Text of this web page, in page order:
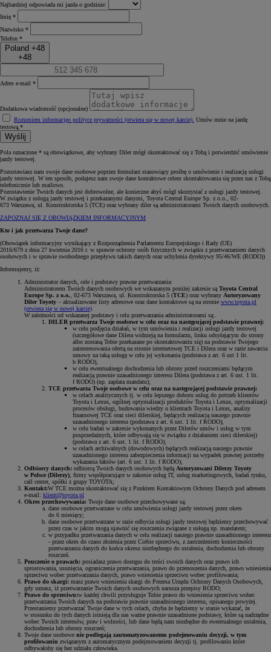
Najbardziej odpowiada mi jazda o godzinie:
Imię *
Nazwisko *
Telefon *
Poland +48
+48
Adres e-mail *
Dodatkowa wiadomość (opcjonalne)
Rozumiem informacjęo polityce prywatności (otwiera się w nowej karcie) Umów mnie na jazdę
testową.*
Wyślij
Pola oznaczone * są obowiązkowe, aby wybrany Diler mógł skontaktować się z Tobą i potwierdzić umówienie
jazdy testowej.
Pozostawiasz nam swoje dane osobowe poprzez formularz stanowiący prośbę o umówienie i realizację usługi
jazdy testowej. W ten sposób, podajesz nam swoje dane kontaktowe celem skontaktowania się przez nas z Tobą
telefonicznie lub mailowo.
Pozostawienie Twoich danych jest dobrowolne, ale konieczne abyś mógł skorzystać z usługi jazdy testowej.
W związku z usługą jazdy testowej i przekazanymi danymi, Toyota Central Europe Sp. z o.o., 02-
673 Warszawa, ul. Konstruktorska 5 (TCE) oraz wybrany diler są administratorami Twoich danych osobowych.
ZAPOZNAJ SIĘ Z OBOWIĄZKIEM INFORMACYJNYM
Kto i jak przetwarza Twoje dane?
(Obowiązek informacyjny wynikający z Rozporządzenia Parlamentu Europejskiego i Rady (UE)
2016/679 z dnia 27 kwietnia 2016 r. w sprawie ochrony osób fizycznych w związku z przetwarzaniem danych
osobowych i w sprawie swobodnego przepływu takich danych oraz uchylenia dyrektywy 95/46/WE (RODO))
Informujemy, iż:
Administrator danych, cele i podstawy prawne przetwarzania:
Administratorem Twoich danych osobowych we wskazanym poniżej zakresie są Toyota Central
Europe Sp. z o.o. , 02-673 Warszawa, ul. Konstruktorska 5 (TCE) oraz wybrany Autoryzowany
Diler Toyoty – aktualizowane listy adresowe oraz dane kontaktowe są na stronie www.toyota.pl
(otwiera się w nowej karcie)
W zależności od wskazanej podstawy i celu przetwarzania administratorami są:.
DILER przetwarza Twoje osobowe w celu oraz na następującej podstawie prawnej:
w celu podjęcia działań, w tym umówienia i realizacji usługi jazdy testowej
(szczegółowe dane Dilera widnieją na formularzu, linku odsyłającym do strony
albo zostaną Tobie przekazane po skontaktowaniu się) na podstawie Twojego
zainteresowania ofertą na stronie internetowej TCE i Dilera oraz w razie zawarcia
umowy na taką usługę w celu jej wykonania (podstawa z art. 6 ust 1 lit.
b RODO),
w celu ewentualnego dochodzenia lub obrony przed roszczeniami będącym
realizacją prawnie uzasadnionego interesu Dilera (podstawa z art. 6 ust. 1 lit.
f RODO) (np. zapłata mandatu);
TCE przetwarza Twoje osobowe w celu oraz na następującej podstawie prawnej:
w celach analitycznych tj. w celu lepszego doboru usług do potrzeb klientów
Toyota i Lexus, ogólnej optymalizacji produktów Toyota i Lexus, optymalizacji
procesów obsługi, budowania wiedzy o klientach Toyota i Lexus, analizy
finansowej TCE oraz sieci dilerskiej, będących realizacją naszego prawnie
uzasadnionego interesu (podstawa z art. 6 ust. 1 lit. f RODO);
w celu badań w zakresie wykonanych przez Dilerów umów i usług w tym
posprzedażnych, które odbywają się w związku z działaniem sieci dilerskiej)
(podstawa z art. 6 ust. 1 lit. f RODO);
w celach archiwalnych (dowodowych) będących realizacją naszego prawnie
uzasadnionego interesu zabezpieczenia informacji na wypadek prawnej potrzeby
wykazania faktów (art. 6 ust. 1 lit. f RODO);
Odbiorcy danych: odbiorcą Twoich danych osobowych będą Autoryzowani Dilerzy Toyoty
w Polsce (Dilerzy) , firmy współpracujące w zakresie usług IT, usług marketingowych, badań rynku,
call center, spółki z grupy TOYOTA;
Kontakt:W TCE można skontaktować się z Punktem Kontaktowym Ochrony Danych pod adresem
e-mail: klient@toyota.pl
Okres przechowywania: Twoje dane osobowe przechowywane są:
dane osobowe przetwarzane w celu umówienia usługi jazdy testowej przez okres
do 6 miesięcy;
dane osobowe przetwarzane w razie odbycia usługi jazdy testowej będziemy przechowywać
przez czas w jakim mogą ujawnić się roszczenia związane z usługą np. mandatem;
w przypadku przetwarzania danych w celu realizacji naszego prawnie uzasadnionego interesu
- przez okres do czasu złożenia przez Ciebie sprzeciwu, z zastrzeżeniem konieczności
przetwarzania danych do końca okresu niezbędnego do ustalenia, dochodzenia lub obrony
roszczeń.
Pouczenie o prawach: posiadasz prawo dostępu do treści swoich danych oraz prawo ich
sprostowania, usunięcia, ograniczenia przetwarzania, prawo do przenoszenia danych, prawo wniesienia
sprzeciwu wobec przetwarzania danych, prawo wniesienia sprzeciwu wobec profilowania;
Prawo do skargi: masz prawo wniesienia skargi do Prezesa Urzędu Ochrony Danych Osobowych,
gdy uznasz, iż przetwarzanie Twoich danych osobowych narusza przepisy RODO;
Prawo do sprzeciwu:w każdej chwili przysługuje Tobie prawo do wniesienia sprzeciwu wobec
przetwarzania Twoich danych na podstawie prawnie uzasadnionego interesu, opisanego powyżej.
Przestaniemy przetwarzać Twoje dane w tych celach, chyba że będziemy w stanie wykazać, że
w stosunku do tych danych istnieją dla nas ważne prawnie uzasadnione podstawy, które są nadrzędne
wobec Twoich interesów, praw i wolności, lub dane będą nam niezbędne do ewentualnego ustalenia,
dochodzenia lub obrony roszczeń;
Twoje dane osobowe nie podlegają zautomatyzowanemu podejmowaniu decyzji, w tym
profilowaniu związanym z automatycznym podejmowaniem decyzji tj. profilowaniu które
odbywałoby się bez udziału człowieka.